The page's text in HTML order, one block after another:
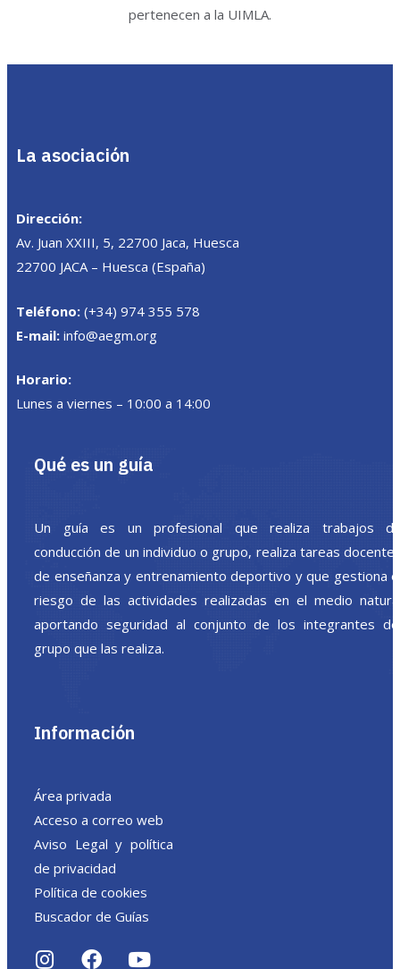
pertenecen a la UIMLA.
La asociación
Dirección:
Av. Juan XXIII, 5, 22700 Jaca, Huesca
22700 JACA – Huesca (España)
Teléfono: (+34) 974 355 578
E-mail: info@aegm.org
Horario:
Lunes a viernes – 10:00 a 14:00
Qué es un guía
Un guía es un profesional que realiza trabajos
conducción de un individuo o grupo, realiza tareas
de enseñanza y entrenamiento deportivo y que gestiona
riesgo de las actividades realizadas en el medio
aportando seguridad al conjunto de los integrantes
grupo que las realiza.
Información
Área privada
Acceso a correo web
Aviso Legal y política
de privacidad
Política de cookies
Buscador de Guías